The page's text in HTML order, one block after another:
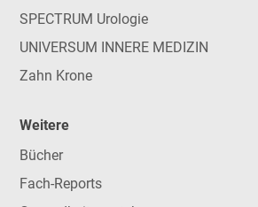
SPECTRUM Urologie
UNIVERSUM INNERE MEDIZIN
Zahn Krone
Weitere
Bücher
Fach-Reports